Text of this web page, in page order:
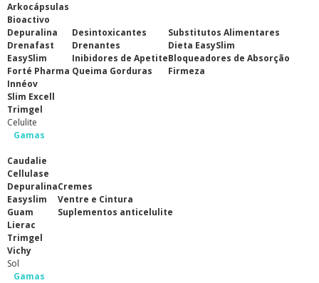
Arkocápsulas
Bioactivo
Depuralina
Drenafast
EasySlim
Forté Pharma
Innéov
Slim Excell
Trimgel
Desintoxicantes
Drenantes
Inibidores de Apetite
Queima Gorduras
Substitutos Alimentares
Dieta EasySlim
Bloqueadores de Absorção
Firmeza
Celulite
Gamas
Caudalie
Cellulase
Depuralina
Easyslim
Guam
Lierac
Trimgel
Vichy
Cremes
Ventre e Cintura
Suplementos anticelulite
Sol
Gamas